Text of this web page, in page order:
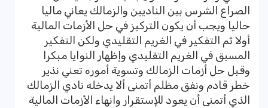
الصراع الشرس بين الناديين والزمالك يعاني ماليا
حاليا ويجب أن يكون التركيز في حل الأزمات المالية
أولا ثم التفكير في الغريم التقليدي ولكن التفكير
المسبق في الغريم التقليدي وإظهار النوايا مبكرا
وقبل حل أزمات الزمالك وتسوية أموره تعني نذير
خطر قادم ونفق مظلم أتمنى ألا يدخله نادي الزمالك
الذي أتمنى أن يعود للإستقرار وانهاء الأزمات المالية